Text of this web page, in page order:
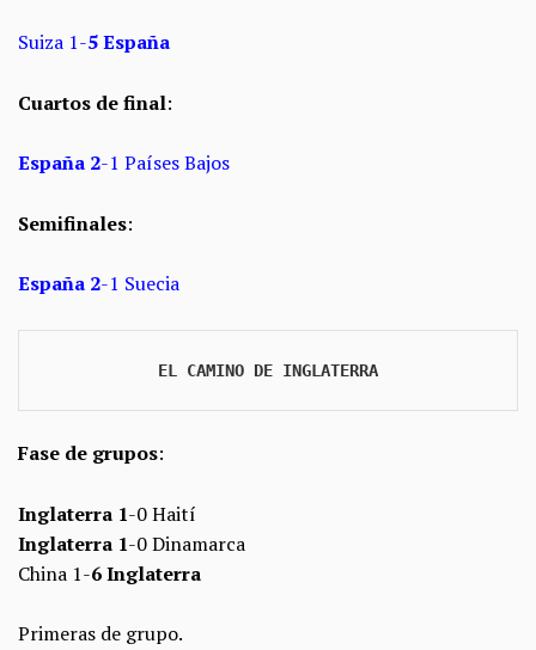
Suiza 1-5 España
Cuartos de final:
España 2-1 Países Bajos
Semifinales:
España 2-1 Suecia
EL CAMINO DE INGLATERRA
Fase de grupos:
Inglaterra 1-0 Haití
Inglaterra 1-0 Dinamarca
China 1-6 Inglaterra
Primeras de grupo.